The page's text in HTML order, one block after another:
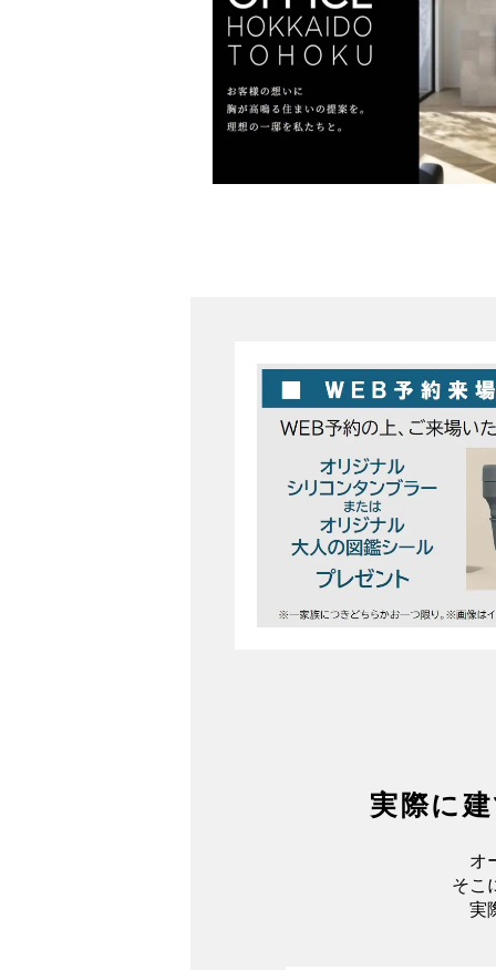
実際に
オ
そこ
実